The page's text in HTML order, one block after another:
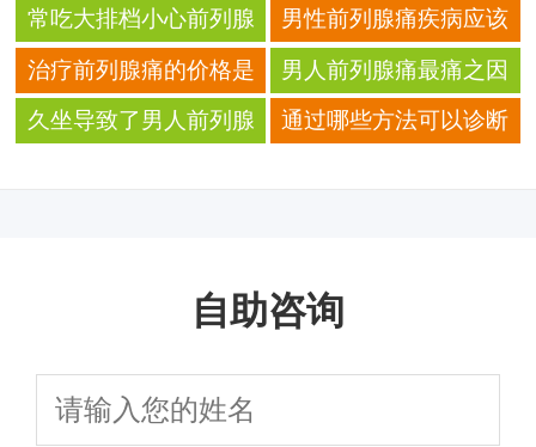
法介绍
好
常吃大排档小心前列腺
痛 吃多海鲜加重前列腺
病
男性前列腺痛疾病应该
怎么办比较好 前列腺痛
要怎样护理才
治疗前列腺痛的价格是
多少
男人前列腺痛最痛之因
久坐导致了男人前列腺
通过哪些方法可以诊断
自助咨询